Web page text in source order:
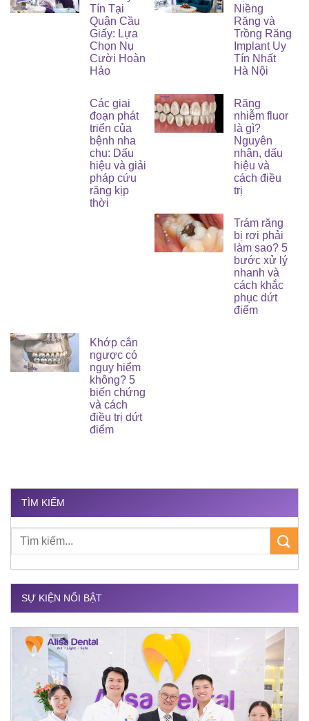
Tín Tại
Quận Cầu
Giấy: Lựa
Chọn Nụ
Cười Hoàn
Hảo
Niềng
Răng và
Trồng Răng
Implant Uy
Tín Nhất
Hà Nội
Các giai
đoạn phát
triển của
bệnh nha
chu: Dấu
hiệu và giải
pháp cứu
răng kịp
thời
Răng
nhiễm fluor
là gì?
Nguyên
nhân, dấu
hiệu và
cách điều
trị
Trám răng
bị rơi phải
làm sao? 5
bước xử lý
nhanh và
cách khắc
phục dứt
điểm
Khớp cắn
ngược có
nguy hiểm
không? 5
biến chứng
và cách
điều trị dứt
điểm
TÌM KIẾM
SỰ KIỆN NỔI BẬT